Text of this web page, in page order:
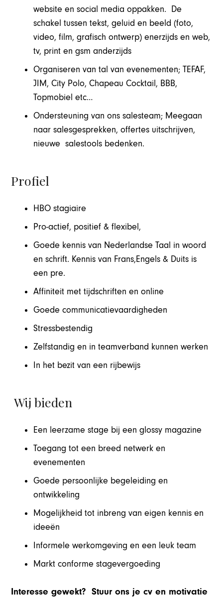
website en social media oppakken. De
schakel tussen tekst, geluid en beeld (foto,
video, film, grafisch ontwerp) enerzijds en web,
tv, print en gsm anderzijds
Organiseren van tal van evenementen; TEFAF,
JIM, City Polo, Chapeau Cocktail, BBB,
Topmobiel etc…
Ondersteuning van ons salesteam; Meegaan
naar salesgesprekken, offertes uitschrijven,
nieuwe salestools bedenken.
Profiel
HBO stagiaire
Pro-actief, positief & flexibel,
Goede kennis van Nederlandse Taal in woord
en schrift. Kennis van Frans,Engels & Duits is
een pre.
Affiniteit met tijdschriften en online
Goede communicatievaardigheden
Stressbestendig
Zelfstandig en in teamverband kunnen werken
In het bezit van een rijbewijs
Wij bieden
Een leerzame stage bij een glossy magazine
Toegang tot een breed netwerk en
evenementen
Goede persoonlijke begeleiding en
ontwikkeling
Mogelijkheid tot inbreng van eigen kennis en
ideeën
Informele werkomgeving en een leuk team
Markt conforme stagevergoeding
Interesse gewekt? Stuur ons je cv en motivatie